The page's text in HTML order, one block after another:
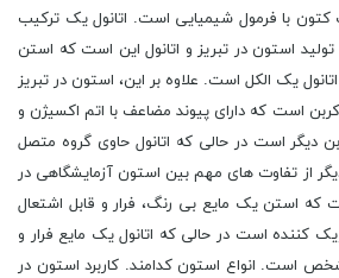
با فرمول شیمیایی است. اتانول یک ترکیب
استون در تبریز و اتانول این است که استن
یک الکل است. علاوه بر این، استون در تبریز
است که دارای پیوند مضاعف با اتم اکسیژن و
دیگر است در حالی که اتانول حاوی گروه متصل
از تفاوت های مهم بین استون آزمایشگاهی در
که استن یک مایع بی رنگ، فرار و قابل اشتعال
کننده است در حالی که اتانول یک مایع فرار و
است. انواع استون کدامند. کاربرد استون در